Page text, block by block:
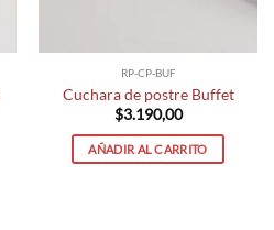
RP-CP-BUF
Cuchara de postre Buffet
$3.190,00
AÑADIR AL CARRITO